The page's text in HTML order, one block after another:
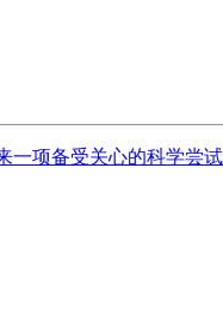
一项备受关心的科学尝